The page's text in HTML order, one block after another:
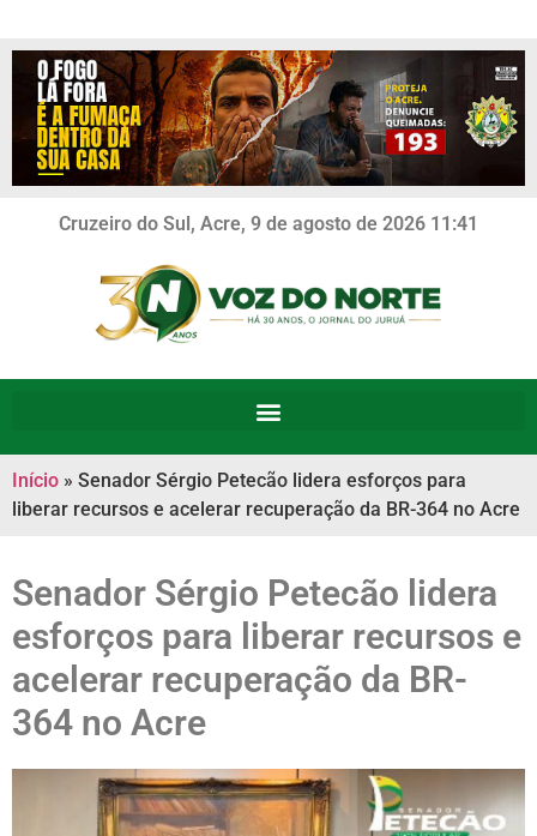
Cruzeiro do Sul, Acre, 9 de agosto de 2026 11:41
Início » Senador Sérgio Petecão lidera esforços para
liberar recursos e acelerar recuperação da BR-364 no Acre
Senador Sérgio Petecão lidera
esforços para liberar recursos e
acelerar recuperação da BR-
364 no Acre